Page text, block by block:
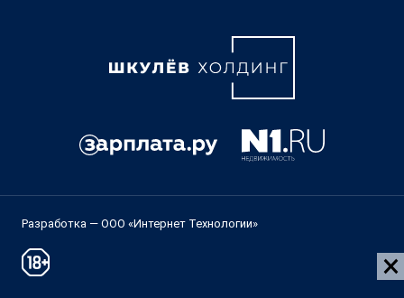
Разработка — ООО «Интернет Технологии»